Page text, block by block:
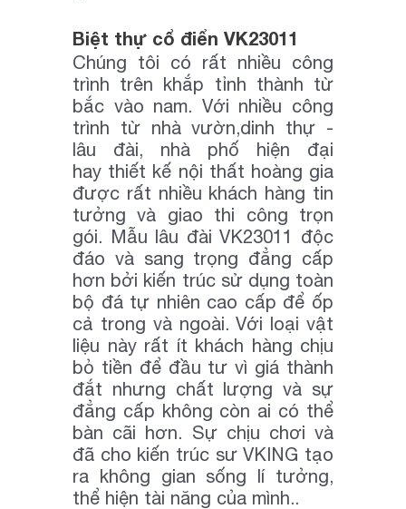
Biệt thự cổ điển VK23011
Chúng tôi có rất nhiều công
trình trên khắp tỉnh thành từ
bắc vào nam. Với nhiều công
trình từ nhà vườn,dinh thự -
lâu đài, nhà phố hiện đại
hay thiết kế nội thất hoàng gia
được rất nhiều khách hàng tin
tưởng và giao thi công trọn
gói. Mẫu lâu đài VK23011 độc
đáo và sang trọng đẳng cấp
hơn bởi kiến trúc sử dụng toàn
bộ đá tự nhiên cao cấp để ốp
cả trong và ngoài. Với loại vật
liệu này rất ít khách hàng chịu
bỏ tiền để đầu tư vì giá thành
đắt nhưng chất lượng và sự
đẳng cấp không còn ai có thể
bàn cãi hơn. Sự chịu chơi và
đã cho kiến trúc sư VKING tạo
ra không gian sống lí tưởng,
thể hiện tài năng của mình..